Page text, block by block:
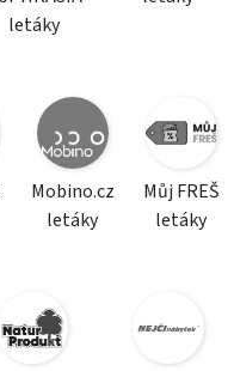
letáky
Mobino.cz
letáky
Můj FREŠ
letáky